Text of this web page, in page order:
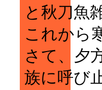
と秋刀魚
これから
さて、夕
族に呼び